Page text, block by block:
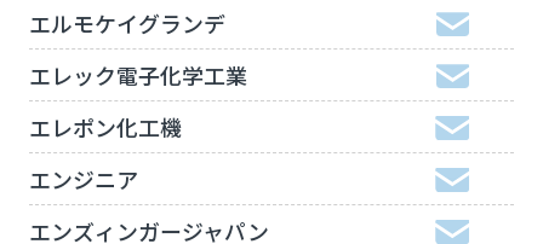
エルモケイグランデ
エレック電子化学工業
エレポン化工機
エンジニア
エンズィンガージャパン